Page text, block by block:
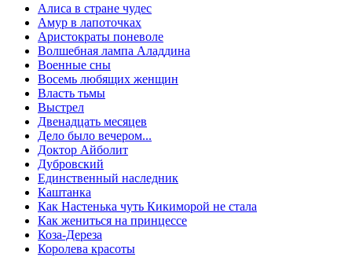
Алиса в стране чудес
Амур в лапоточках
Аристократы поневоле
Волшебная лампа Аладдина
Военные сны
Восемь любящих женщин
Власть тьмы
Выстрел
Двенадцать месяцев
Дело было вечером...
Доктор Айболит
Дубровский
Единственный наследник
Каштанка
Как Настенька чуть Кикиморой не стала
Как жениться на принцессе
Коза-Дереза
Королева красоты